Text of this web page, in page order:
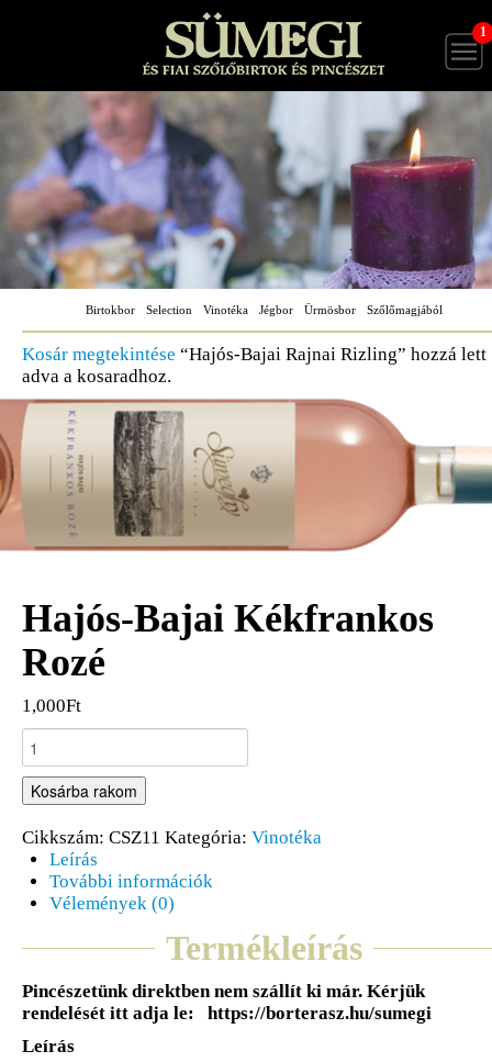
1
Birtokbor Selection Vinotéka Jégbor Ürmösbor Szőlőmagjából
Kosár megtekintése “Hajós-Bajai Rajnai Rizling” hozzá lett
adva a kosaradhoz.
Hajós-Bajai Kékfrankos
Rozé
1,000Ft
Kosárba rakom
Cikkszám: CSZ11 Kategória: Vinotéka
Leírás
További információk
Vélemények (0)
Termékleírás
Pincészetünk direktben nem szállít ki már. Kérjük
rendelését itt adja le: https://borterasz.hu/sumegi
Leírás